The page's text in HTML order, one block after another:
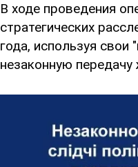
В ходе проведения
стратегических
года, используя
незаконную